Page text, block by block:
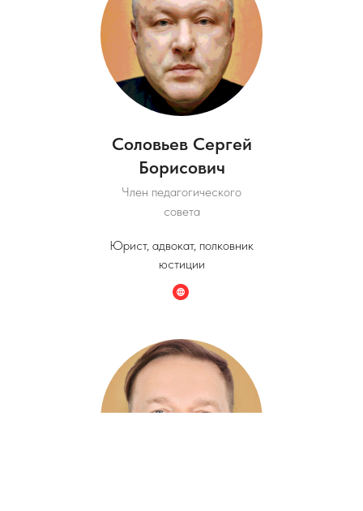
Соловьев Сергей
Борисович
Член педагогического
совета
Юрист, адвокат, полковник
юстиции